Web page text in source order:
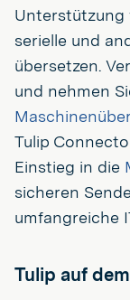
Unterstützung
serielle und
übersetzen.
und nehmen
Tulip
Einstieg in die
sicheren
umfangreiche
Tulip auf